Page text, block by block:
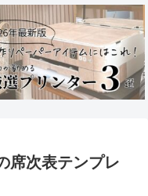
席次表テンプレ